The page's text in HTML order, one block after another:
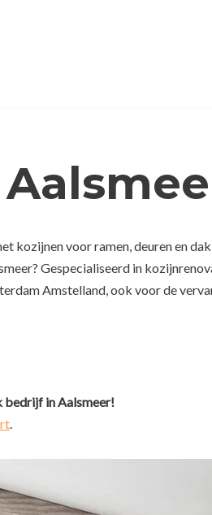
voor ramen, deuren en
Gespecialiseerd in
Amstelland, ook voor de
in Aalsmeer!
.